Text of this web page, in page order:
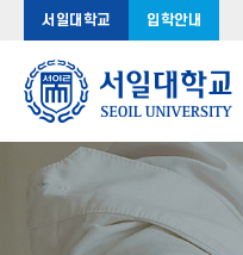
서일대학교 입학안내